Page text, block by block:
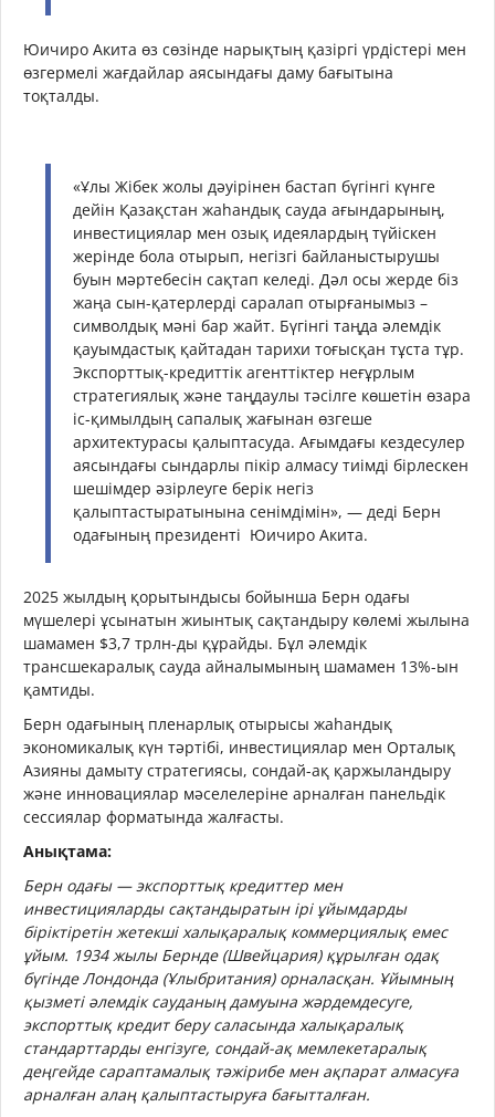
Юичиро Акита өз сөзінде нарықтың қазіргі үрдістері мен
өзгермелі жағдайлар аясындағы даму бағытына
тоқталды.
«Ұлы Жібек жолы дәуірінен бастап бүгінгі күнге
дейін Қазақстан жаһандық сауда ағындарының,
инвестициялар мен озық идеялардың түйіскен
жерінде бола отырып, негізгі байланыстырушы
буын мәртебесін сақтап келеді. Дәл осы жерде біз
жаңа сын-қатерлерді саралап отырғанымыз –
символдық мәні бар жайт. Бүгінгі таңда әлемдік
қауымдастық қайтадан тарихи тоғысқан тұста тұр.
Экспорттық-кредиттік агенттіктер неғұрлым
стратегиялық және таңдаулы тәсілге көшетін өзара
іс-қимылдың сапалық жағынан өзгеше
архитектурасы қалыптасуда. Ағымдағы кездесулер
аясындағы сындарлы пікір алмасу тиімді бірлескен
шешімдер әзірлеуге берік негіз
қалыптастыратынына сенімдімін», — деді Берн
одағының президенті Юичиро Акита.
2025 жылдың қорытындысы бойынша Берн одағы
мүшелері ұсынатын жиынтық сақтандыру көлемі жылына
шамамен $3,7 трлн-ды құрайды. Бұл әлемдік
трансшекаралық сауда айналымының шамамен 13%-ын
қамтиды.
Берн одағының пленарлық отырысы жаһандық
экономикалық күн тәртібі, инвестициялар мен Орталық
Азияны дамыту стратегиясы, сондай-ақ қаржыландыру
және инновациялар мәселелеріне арналған панельдік
сессиялар форматында жалғасты.
Анықтама:
Берн одағы — экспорттық кредиттер мен
инвестицияларды сақтандыратын ірі ұйымдарды
біріктіретін жетекші халықаралық коммерциялық емес
ұйым. 1934 жылы Бернде (Швейцария) құрылған одақ
бүгінде Лондонда (Ұлыбритания) орналасқан. Ұйымның
қызметі әлемдік сауданың дамуына жәрдемдесуге,
экспорттық кредит беру саласында халықаралық
стандарттарды енгізуге, сондай-ақ мемлекетаралық
деңгейде сараптамалық тәжірибе мен ақпарат алмасуға
арналған алаң қалыптастыруға бағытталған.